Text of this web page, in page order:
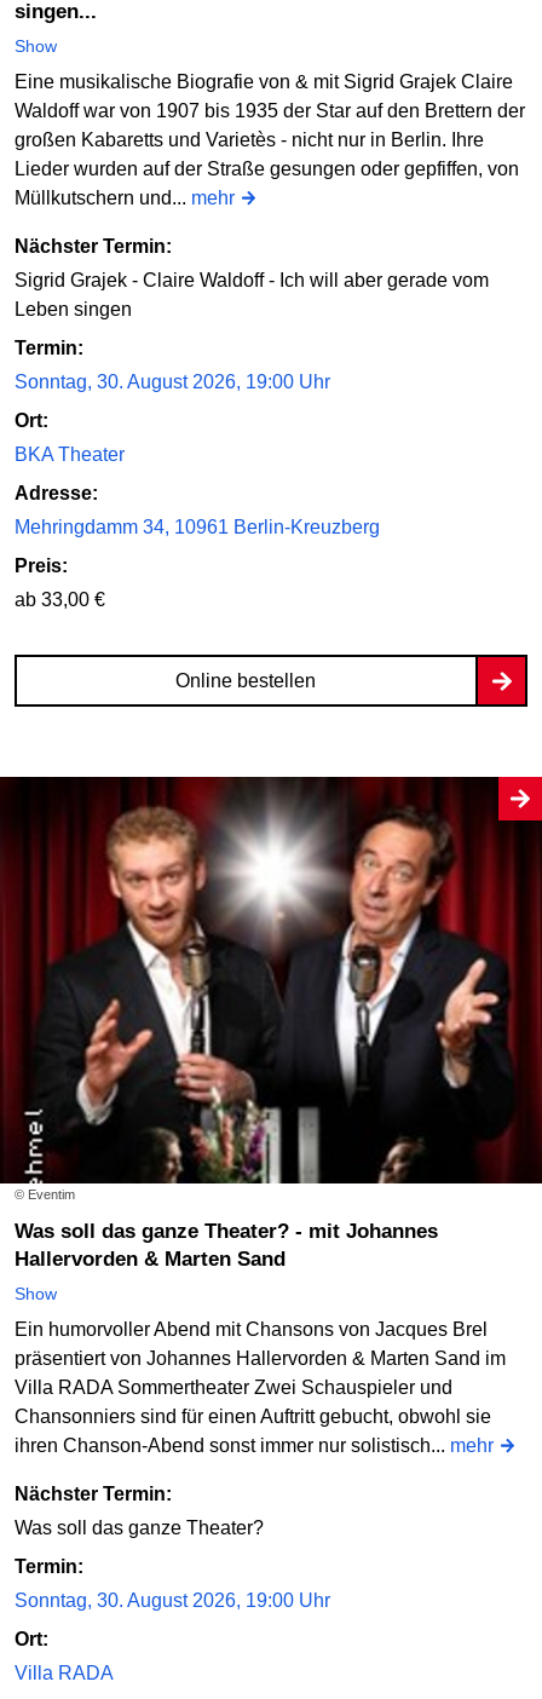
singen...
Show
Eine musikalische Biografie von & mit Sigrid Grajek Claire
Waldoff war von 1907 bis 1935 der Star auf den Brettern der
großen Kabaretts und Varietès - nicht nur in Berlin. Ihre
Lieder wurden auf der Straße gesungen oder gepfiffen, von
Müllkutschern und... mehr
Nächster Termin:
Sigrid Grajek - Claire Waldoff - Ich will aber gerade vom
Leben singen
Termin:
Sonntag, 30. August 2026, 19:00 Uhr
Ort:
BKA Theater
Adresse:
Mehringdamm 34, 10961 Berlin-Kreuzberg
Preis:
ab 33,00 €
Online bestellen
© Eventim
Was soll das ganze Theater? - mit Johannes
Hallervorden & Marten Sand
Show
Ein humorvoller Abend mit Chansons von Jacques Brel
präsentiert von Johannes Hallervorden & Marten Sand im
Villa RADA Sommertheater Zwei Schauspieler und
Chansonniers sind für einen Auftritt gebucht, obwohl sie
ihren Chanson-Abend sonst immer nur solistisch... mehr
Nächster Termin:
Was soll das ganze Theater?
Termin:
Sonntag, 30. August 2026, 19:00 Uhr
Ort:
Villa RADA